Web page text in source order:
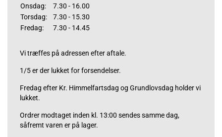
Onsdag:
7.30 - 16.00
Torsdag:
7.30 - 15.30
Fredag:
7.30 - 14.45
Vi træffes på adressen efter aftale.
1/5 er der lukket for forsendelser.
Fredag efter Kr. Himmelfartsdag og Grundlovsdag holder vi
lukket.
Ordrer modtaget inden kl. 13:00 sendes samme dag,
såfremt varen er på lager.